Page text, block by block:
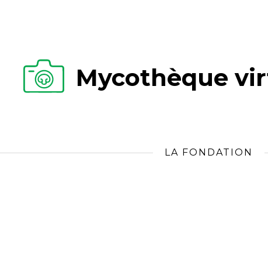
Mycothèque
LA FONDATION